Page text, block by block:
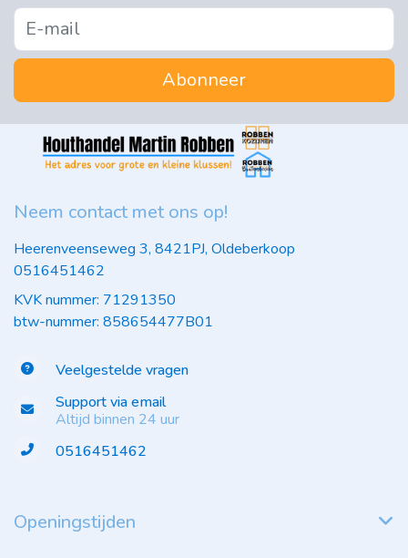
Abonneer
Neem contact met ons op!
Heerenveenseweg 3, 8421PJ, Oldeberkoop
0516451462
KVK nummer: 71291350
btw-nummer: 858654477B01
Veelgestelde vragen
Support via email
Altijd binnen 24 uur
0516451462
Openingstijden